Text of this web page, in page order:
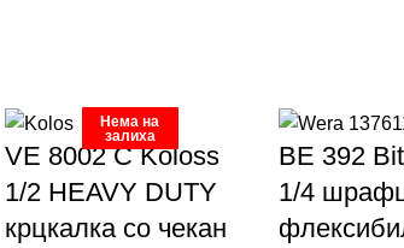
Нема на
залиха
Нема на
залиха
Нема на
залиха
VE 8002 C Koloss
1/2 HEAVY DUTY
крцкалка со чекан
ВЕ 392
1/4
Нема на
залиха
Нема на
залиха
Нема на
залиха
Нема на
залиха
Нема на
залиха
Нема на
залиха
Нема на
залиха
Нема на
залиха
Нема на
залиха